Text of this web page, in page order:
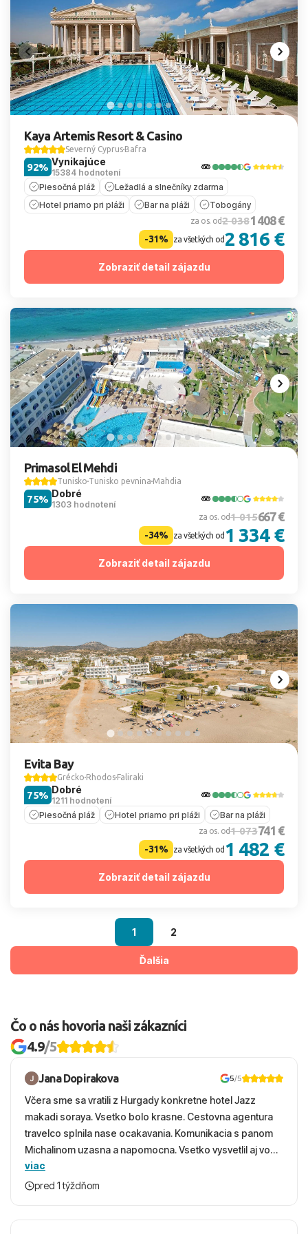
Kaya Artemis Resort & Casino
Severný Cyprus Bafra
Vynikajúce
15384 hodnotení
92%
Piesočná pláž
Ležadlá a slnečníky zdarma
Hotel priamo pri pláži
Bar na pláži Tobogány
za os. od2 0381 408 €
-31% za všetkých od2 816 €
Zobraziť detail zájazdu
Primasol El Mehdi
Tunisko Tunisko pevnina Mahdia
Dobré
1303 hodnotení
75%
za os. od1 015667 €
-34% za všetkých od 1 334 €
Zobraziť detail zájazdu
Evita Bay
Grécko Rhodos Faliraki
Dobré
1211 hodnotení
75%
Piesočná pláž Hotel priamo pri pláži Bar na pláži
za os. od1 073741 €
-31% za všetkých od 1 482 €
Zobraziť detail zájazdu
1 2
Ďalšia
Čo o nás hovoria naši zákazníci
4.9/5
Jana Dopirakova 5/5
Včera sme sa vratili z Hurgady konkretne hotel Jazz
makadi soraya. Vsetko bolo krasne. Cestovna agentura
travelco splnila nase ocakavania. Komunikacia s panom
Michalinom uzasna a napomocna. Vsetko vysvetlil aj vo
vecernych hodinach zaco sa ospravedlnujem. Hotel
krasny, cisty. Sluzby top. Strava, prostredie, more,
viac
pred 1 týždňom